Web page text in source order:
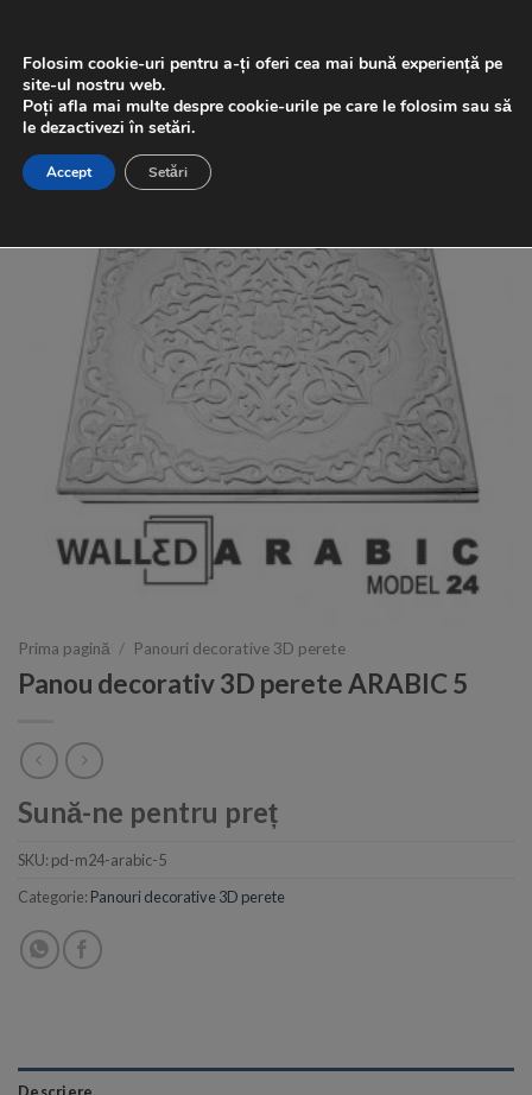
content
Prima pagină / Panouri decorative 3D perete
Panou decorativ 3D perete ARABIC 5
Sună-ne pentru preț
SKU: pd-m24-arabic-5
Categorie: Panouri decorative 3D perete
Folosim cookie-uri pentru a-ți oferi cea mai bună experiență pe
site-ul nostru web.
Poți afla mai multe despre cookie-urile pe care le folosim sau să
le dezactivezi în setări.
Accept Setări